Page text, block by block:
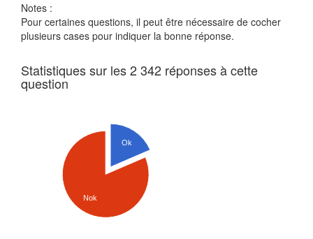
Notes :
Pour certaines questions, il peut être nécessaire de cocher
plusieurs cases pour indiquer la bonne réponse.
Statistiques sur les 2 342 réponses à cette
question
Ok
Nok